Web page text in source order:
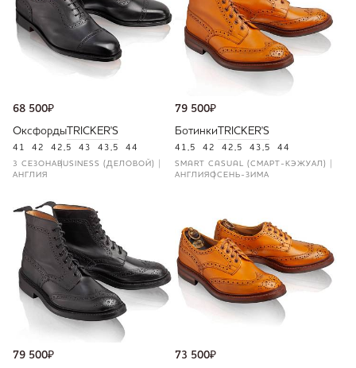
68 500₽
Оксфорды TRICKER'S
41 42 42,5 43 43,5 44
3 СЕЗОНА BUSINESS (ДЕЛОВОЙ)
АНГЛИЯ
79 500₽
Ботинки TRICKER'S
41,5 42 42,5 43,5 44
SMART CASUAL (СМАРТ-КЭЖУАЛ)
АНГЛИЯ ОСЕНЬ-ЗИМА
79 500₽ 73 500₽